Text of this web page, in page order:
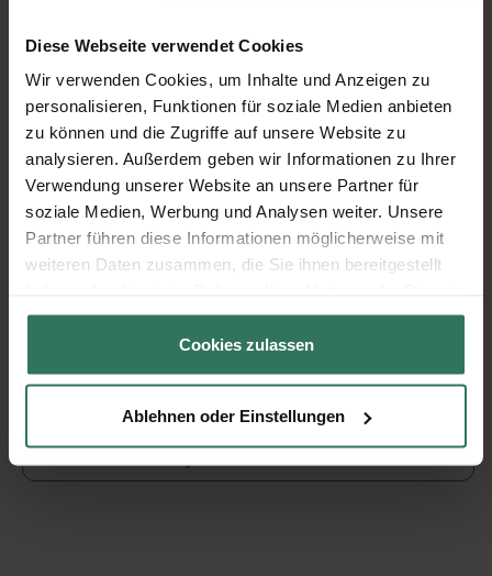
Diese Webseite verwendet Cookies
Wir verwenden Cookies, um Inhalte und Anzeigen zu
personalisieren, Funktionen für soziale Medien anbieten
zu können und die Zugriffe auf unsere Website zu
analysieren. Außerdem geben wir Informationen zu Ihrer
Verwendung unserer Website an unsere Partner für
soziale Medien, Werbung und Analysen weiter. Unsere
Partner führen diese Informationen möglicherweise mit
weiteren Daten zusammen, die Sie ihnen bereitgestellt
gesammelt haben.
Cookies zulassen
Ablehnen oder Einstellungen
01723 Wilsdruff Freiberger Str. 16 Tel.: 035204 /
01744 Dippoldiswalde Am Markt 6 Tel.: 03504 /
69 00 00
01768 Glashütte Hauptstr. 40 Tel.: 035053 / 323
32
Bewertungen zu ANTEA Bestattungen